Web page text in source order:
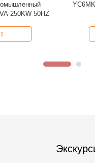
Дизельный
G7